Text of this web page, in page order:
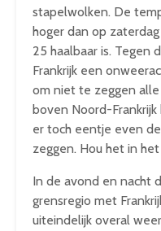
stapelwolken. De
hoger dan op
25 haalbaar is. Tegen
Frankrijk een
om niet te zeggen
boven Noord-
er toch eentje even
zeggen. Hou het in
In de avond en nacht
grensregio met
uiteindelijk overal